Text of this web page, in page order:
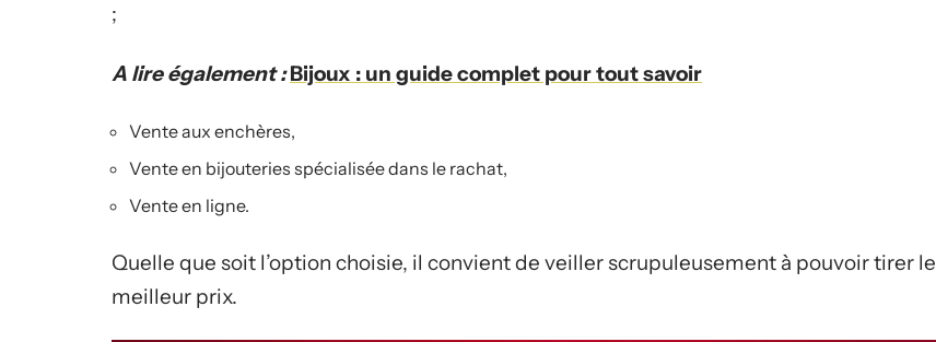
;
A lire également : Bijoux : un guide complet pour tout savoir
Vente aux enchères,
Vente en bijouteries spécialisée dans le rachat,
Vente en ligne.
Quelle que soit l’option choisie, il convient de veiller scrupuleusement à pouvoir tirer le
meilleur prix.